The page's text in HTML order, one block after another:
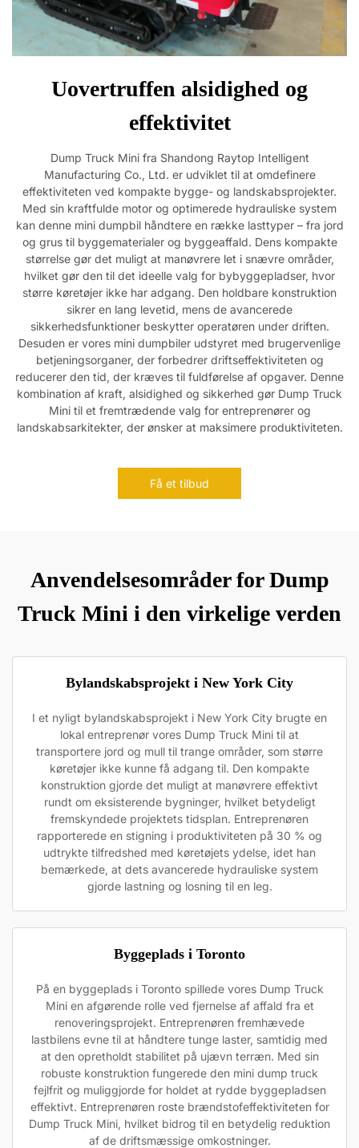
Uovertruffen alsidighed og
effektivitet
Dump Truck Mini fra Shandong Raytop Intelligent
Manufacturing Co., Ltd. er udviklet til at omdefinere
effektiviteten ved kompakte bygge- og landskabsprojekter.
Med sin kraftfulde motor og optimerede hydrauliske system
kan denne mini dumpbil håndtere en række lasttyper – fra jord
og grus til byggematerialer og byggeaffald. Dens kompakte
størrelse gør det muligt at manøvrere let i snævre områder,
hvilket gør den til det ideelle valg for bybyggepladser, hvor
større køretøjer ikke har adgang. Den holdbare konstruktion
sikrer en lang levetid, mens de avancerede
sikkerhedsfunktioner beskytter operatøren under driften.
Desuden er vores mini dumpbiler udstyret med brugervenlige
betjeningsorganer, der forbedrer driftseffektiviteten og
reducerer den tid, der kræves til fuldførelse af opgaver. Denne
kombination af kraft, alsidighed og sikkerhed gør Dump Truck
Mini til et fremtrædende valg for entreprenører og
landskabsarkitekter, der ønsker at maksimere produktiviteten.
Få et tilbud
Anvendelsesområder for Dump
Truck Mini i den virkelige verden
Bylandskabsprojekt i New York City
I et nyligt bylandskabsprojekt i New York City brugte en
lokal entreprenør vores Dump Truck Mini til at
transportere jord og mull til trange områder, som større
køretøjer ikke kunne få adgang til. Den kompakte
konstruktion gjorde det muligt at manøvrere effektivt
rundt om eksisterende bygninger, hvilket betydeligt
fremskyndede projektets tidsplan. Entreprenøren
rapporterede en stigning i produktiviteten på 30 % og
udtrykte tilfredshed med køretøjets ydelse, idet han
bemærkede, at dets avancerede hydrauliske system
gjorde lastning og losning til en leg.
Byggeplads i Toronto
På en byggeplads i Toronto spillede vores Dump Truck
Mini en afgørende rolle ved fjernelse af affald fra et
renoveringsprojekt. Entreprenøren fremhævede
lastbilens evne til at håndtere tunge laster, samtidig med
at den opretholdt stabilitet på ujævn terræn. Med sin
robuste konstruktion fungerede den mini dump truck
fejlfrit og muliggjorde for holdet at rydde byggepladsen
effektivt. Entreprenøren roste brændstofeffektiviteten for
Dump Truck Mini, hvilket bidrog til en betydelig reduktion
af de driftsmæssige omkostninger.